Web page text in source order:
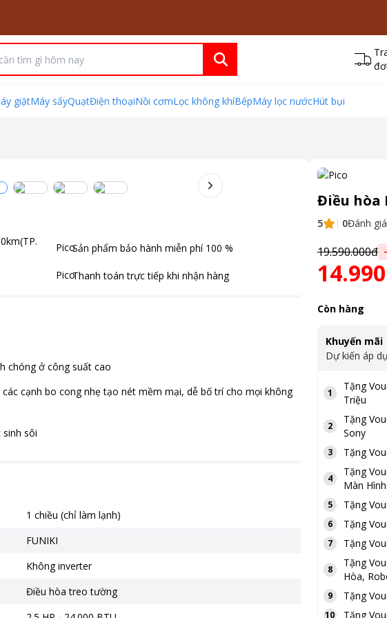
giặtMáy sấyQuạtĐiện thoạiNồi cơmLọc không khíBếpMáy lọc nướcHút bụi
Sản phẩm bảo hành miễn phí 100 %
Thanh toán trực tiếp khi nhận hàng
chóng ở công suất cao
cạnh bo cong nhẹ tạo nét mềm mại, dễ bố trí cho mọi không
sôi
1 chiều (chỉ làm lạnh)
FUNIKI
Không inverter
Điều hòa treo tường
Điều hòa
5 0Đánh giá
19.590.000đ -
Còn hàng
Khuyến mãi
Dự kiến áp
1
Tặng
Triệu
2
Tặng
Sony
3 Tặng
4
Tặng
Màn Hình
5 Tặng
6 Tặng
7 Tặng
8
Tặng
Hòa,
9 Tặng
10 Tặng